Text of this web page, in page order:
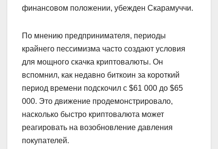
финансовом положении, убежден Скарамуччи.
По мнению предпринимателя, периоды
крайнего пессимизма часто создают условия
для мощного скачка криптовалюты. Он
вспомнил, как недавно биткоин за короткий
период времени подскочил с $61 000 до $65
000. Это движение продемонстрировало,
насколько быстро криптовалюта может
реагировать на возобновление давления
покупателей.